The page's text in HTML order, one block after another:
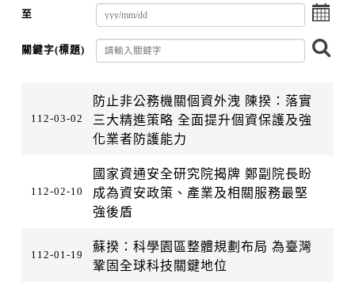
至
選
擇
關鍵字(標題)
尋
112-03-02
防止非公務機關個資外洩 陳揆：落實
三大精進策略 全面提升個資保護及強
化業者防護能力
112-02-10
國家資通安全研究院揭牌 鄭副院長盼
成為資安政策、產業及相關服務最堅
強後盾
112-01-19
蘇揆：科學園區整體規劃布局 為臺灣
鞏固全球科技關鍵地位